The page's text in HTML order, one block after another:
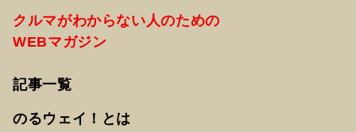
クルマがわからない人のための
WEBマガジン
記事一覧
のるウェイ！とは